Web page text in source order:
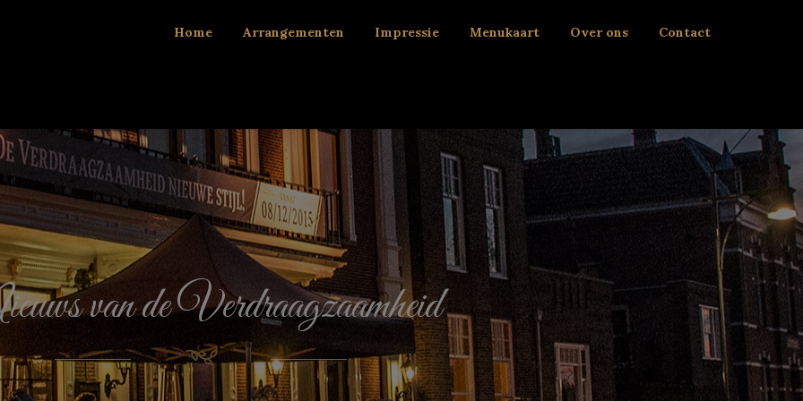
Home Arrangementen Impressie Menukaart Over ons Contact
van de Verdraagzaamheid